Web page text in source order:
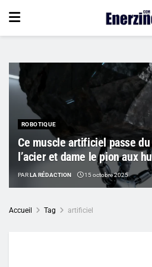
ROBOTIQUE
Ce muscle artificiel passe
l’acier et dame le pion aux
PARLA RÉDACTION 15 octobre 2025
Accueil Tag artificiel